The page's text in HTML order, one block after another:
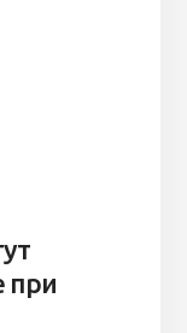
при